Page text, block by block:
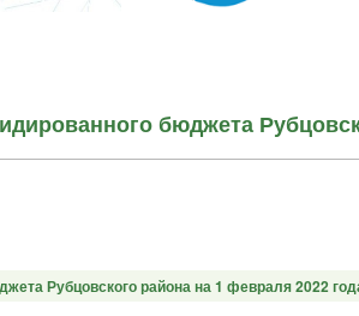
бюджета
Рубцовского района на 1 февраля 2022